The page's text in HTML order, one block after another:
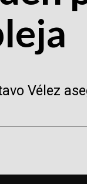
Vélez